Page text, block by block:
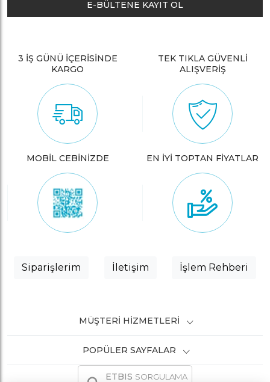
E-BÜLTENE KAYIT OL
3 İŞ GÜNÜ İÇERİSİNDE
KARGO
TEK TIKLA GÜVENLİ
ALIŞVERİŞ
MOBİL CEBİNİZDE EN İYİ TOPTAN FİYATLAR
Siparişlerim İletişim İşlem Rehberi
MÜŞTERI HIZMETLERI
POPÜLER SAYFALAR
ETBIS SORGULAMA